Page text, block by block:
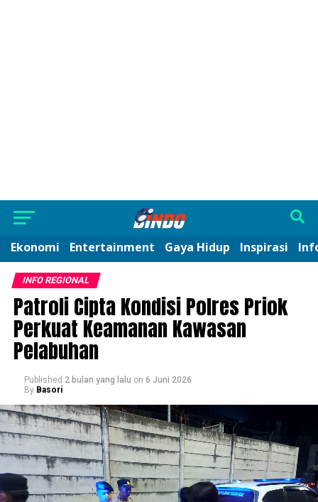
Ekonomi Entertainment Gaya Hidup Inspirasi
INFO REGIONAL
Patroli Cipta Kondisi Polres Priok
Perkuat Keamanan Kawasan
Pelabuhan
Published 2 bulan yang lalu on 6 Juni 2026
By Basori